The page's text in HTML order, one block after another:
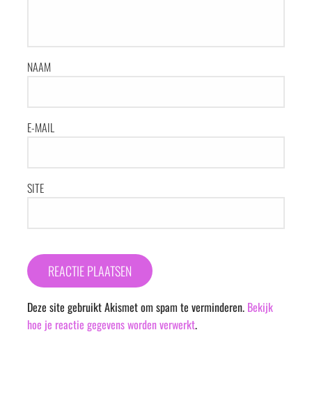
NAAM
E-MAIL
SITE
Deze site gebruikt Akismet om spam te verminderen. Bekijk
hoe je reactie gegevens worden verwerkt.